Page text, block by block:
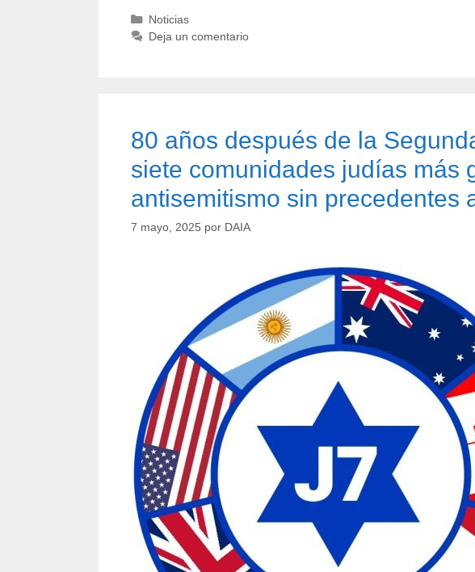
Noticias
Deja un comentario
80 años después de la
siete comunidades judías más
antisemitismo sin precedentes
7 mayo, 2025 por DAIA